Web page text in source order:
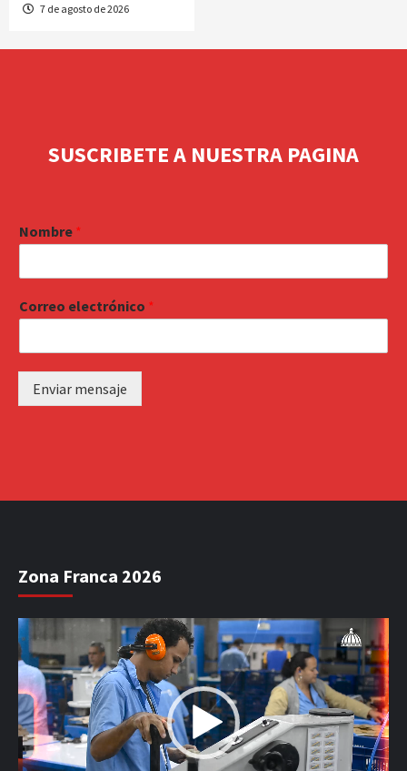
7 de agosto de 2026
SUSCRIBETE A NUESTRA PAGINA
Nombre *
Correo electrónico *
Enviar mensaje
Zona Franca 2026
Reproductor
de
vídeo